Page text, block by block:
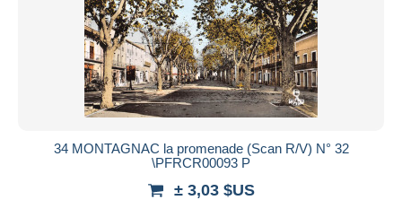
34 MONTAGNAC la promenade (Scan R/V) N° 32
\PFRCR00093 P
± 3,03 $US